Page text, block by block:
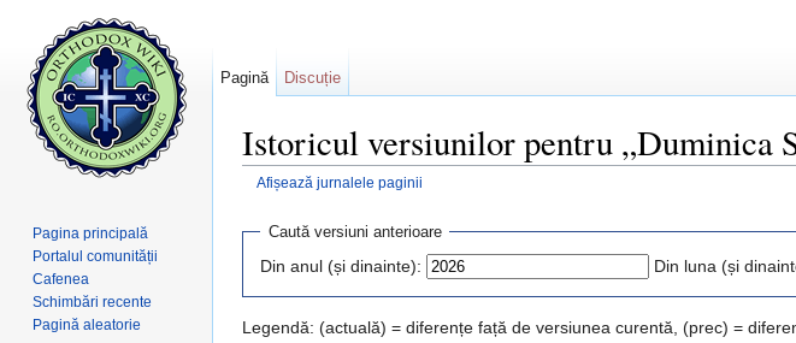
Istoricul versiunilor pentru „Duminica
Afișează jurnalele paginii
Caută versiuni anterioare
Din anul (și dinainte): Din luna (și
Legendă: (actuală) = diferențe față de versiunea curentă, (prec) =
Pagină Discuție
Pagina principală
Portalul comunității
Cafenea
Schimbări recente
Pagină aleatorie